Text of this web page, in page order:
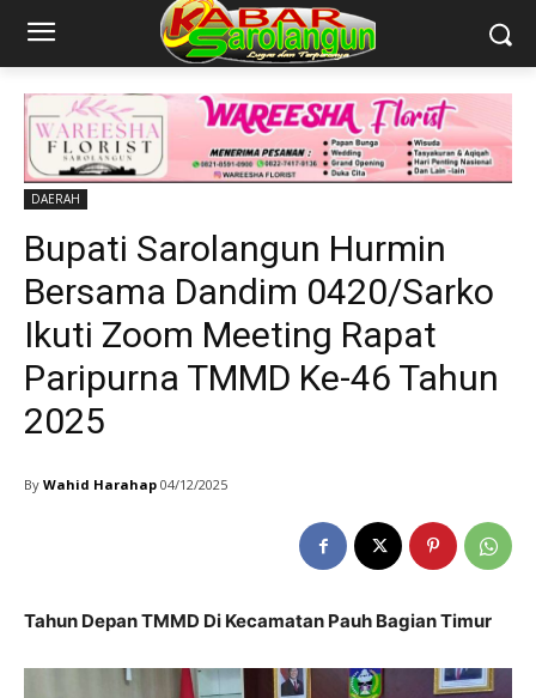
DAERAH
Bupati Sarolangun Hurmin
Bersama Dandim 0420/Sarko
Ikuti Zoom Meeting Rapat
Paripurna TMMD Ke-46 Tahun
2025
By Wahid Harahap 04/12/2025
Tahun Depan TMMD Di Kecamatan Pauh Bagian Timur